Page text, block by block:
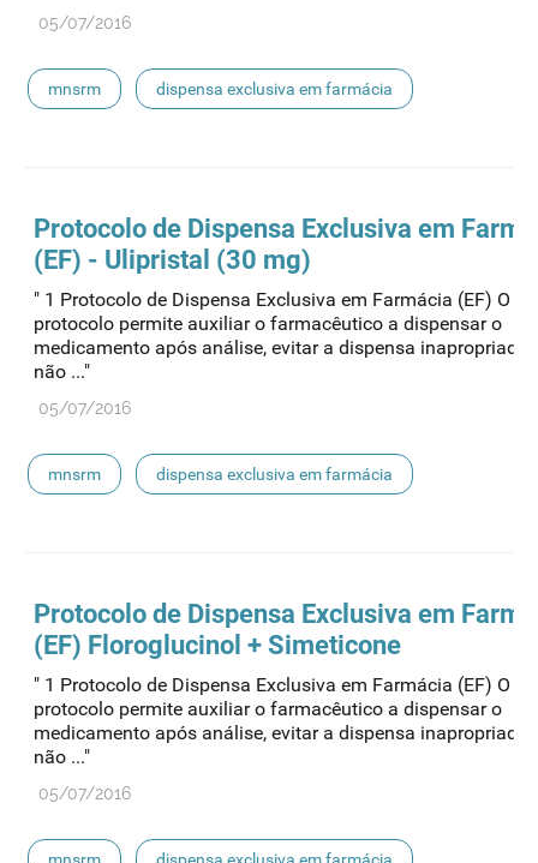
floroglucinol e simeticone
lidocaína prilocaína
05/07/2016
mnsrm dispensa exclusiva em farmácia
Protocolo de Dispensa Exclusiva em
(EF) - Ulipristal (30 mg)
" 1 Protocolo de Dispensa Exclusiva em Farmácia (EF) O
protocolo permite auxiliar o farmacêutico a dispensar o
medicamento após análise, evitar a dispensa inapropriada
não ..."
05/07/2016
mnsrm dispensa exclusiva em farmácia
Protocolo de Dispensa Exclusiva em
(EF) Floroglucinol + Simeticone
" 1 Protocolo de Dispensa Exclusiva em Farmácia (EF) O
protocolo permite auxiliar o farmacêutico a dispensar o
medicamento após análise, evitar a dispensa inapropriada
não ..."
05/07/2016